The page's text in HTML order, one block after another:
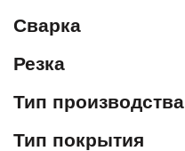
Сварка
Резка
Тип производства
Тип покрытия